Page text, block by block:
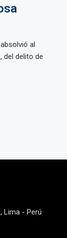
al
del delito de
Lima - Perú